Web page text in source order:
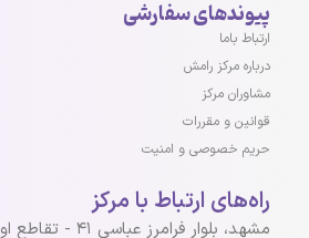
پیوندهای سفارشی
ارتباط باما
درباره مرکز رامش
مشاوران مرکز
قوانین و مقررات
حریم خصوصی و امنیت
راه‌های ارتباط با مرکز
مشهد، بلوار فرامرز